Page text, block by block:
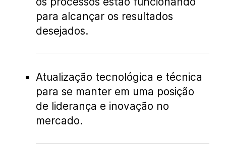
para alcançar os resultados
desejados.
Atualização tecnológica e técnica
para se manter em uma posição
de liderança e inovação no
mercado.